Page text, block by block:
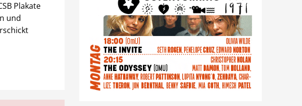
Plakate
und